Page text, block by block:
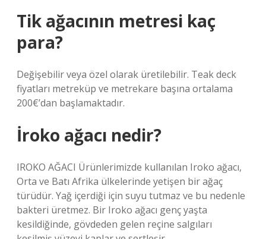
Tik ağacının metresi kaç
para?
Değişebilir veya özel olarak üretilebilir. Teak deck
fiyatları metreküp ve metrekare başına ortalama
200€’dan başlamaktadır.
İroko ağacı nedir?
IROKO AĞACI Ürünlerimizde kullanılan Iroko ağacı,
Orta ve Batı Afrika ülkelerinde yetişen bir ağaç
türüdür. Yağ içerdiği için suyu tutmaz ve bu nedenle
bakteri üretmez. Bir Iroko ağacı genç yaşta
kesildiğinde, gövdeden gelen reçine salgıları